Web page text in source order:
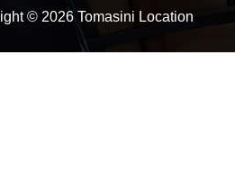
© 2026 Tomasini Location